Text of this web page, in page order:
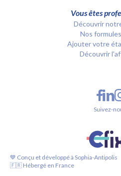
Vous êtes
Découvrir
Nos
Ajouter votre
Découvrir
💙 Conçu et développé à Sophia-Antipolis
🇫🇷 Hébergé en France
Suivez-